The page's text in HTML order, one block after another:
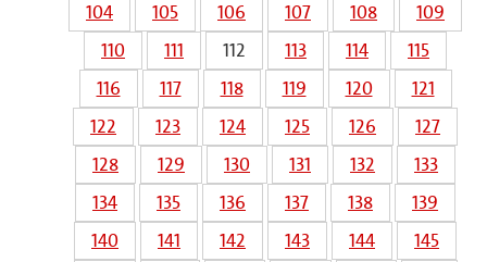
104
105 106 107 108
109
110
111 112 113 114
115
116
117 118 119 120
121
122
123 124 125 126
127
128
129 130 131 132
133
134
135 136 137 138
139
140
141 142 143 144
145